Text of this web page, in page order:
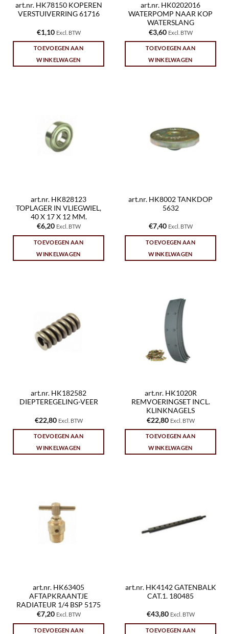
art.nr. HK78150 KOPEREN
VERSTUIVERRING 61716
€1,10 Excl. BTW
TOEVOEGEN AAN
WINKELWAGEN
art.nr. HK0202016
WATERPOMP NAAR KOP
WATERSLANG
€3,60 Excl. BTW
TOEVOEGEN AAN
WINKELWAGEN
art.nr. HK828123
TOPLAGER IN VLIEGWIEL,
40 X 17 X 12 MM.
€6,20 Excl. BTW
TOEVOEGEN AAN
WINKELWAGEN
art.nr. HK8002 TANKDOP
5632
€7,40 Excl. BTW
TOEVOEGEN AAN
WINKELWAGEN
art.nr. HK182582
DIEPTEREGELING-VEER
€22,80 Excl. BTW
TOEVOEGEN AAN
WINKELWAGEN
art.nr. HK1020R
REMVOERINGSET INCL.
KLINKNAGELS
€22,80 Excl. BTW
TOEVOEGEN AAN
WINKELWAGEN
art.nr. HK63405
AFTAPKRAANTJE
RADIATEUR 1/4 BSP 5175
€7,20 Excl. BTW
TOEVOEGEN AAN
art.nr. HK4142 GATENBALK
CAT.1. 180485
€43,80 Excl. BTW
TOEVOEGEN AAN